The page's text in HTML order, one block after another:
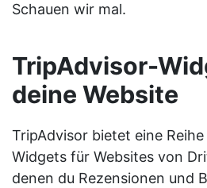
Schauen wir mal.
TripAdvisor-
deine Website
TripAdvisor bietet eine
Widgets für Websites von
denen du Rezensionen und